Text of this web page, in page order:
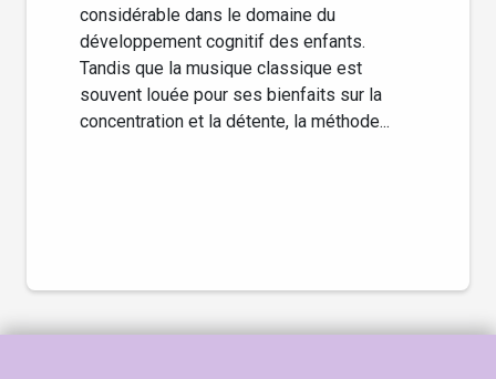
considérable dans le domaine du
développement cognitif des enfants.
Tandis que la musique classique est
souvent louée pour ses bienfaits sur la
concentration et la détente, la méthode...